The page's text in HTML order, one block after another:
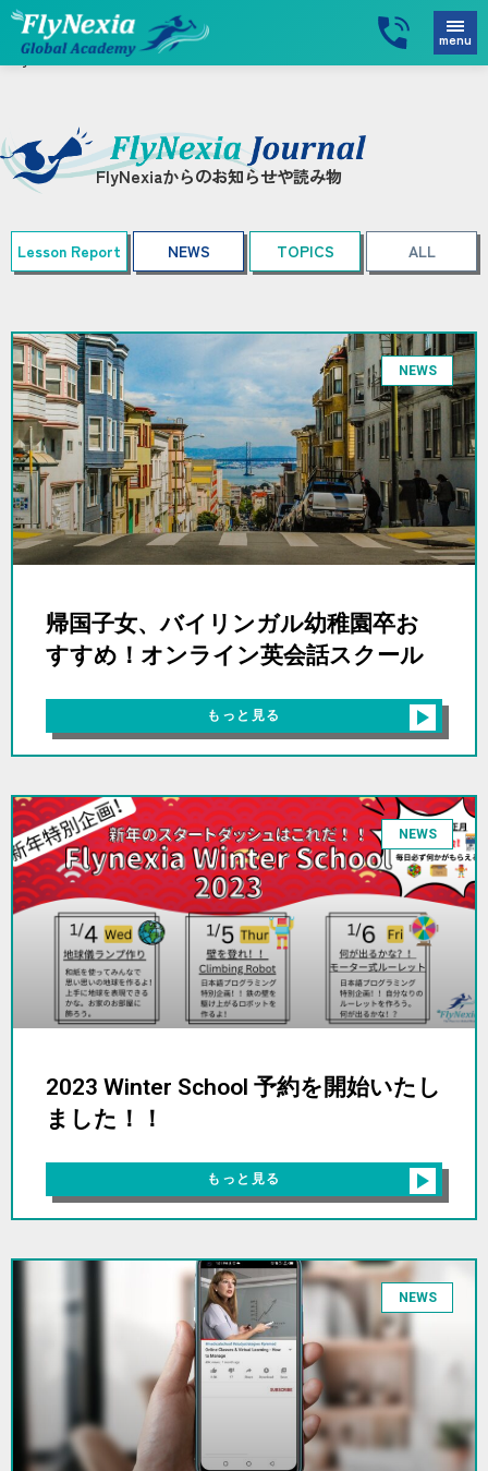
menu
FlyNexia>BLOG> NEWS
FlyNexiaからのお知らせや読み物
Lesson Report NEWS TOPICS ALL
NEWS
帰国子女、バイリンガル幼稚園卒お
すすめ！オンライン英会話スクール
もっと見る
NEWS
2023 Winter School 予約を開始いたし
ました！！
もっと見る
NEWS